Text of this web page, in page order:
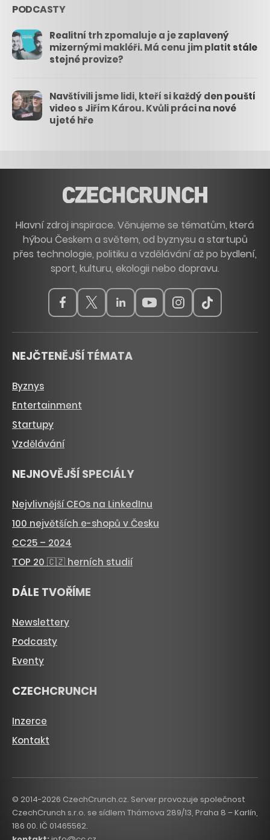
PODCASTY
Realitní trh zpomaluje a je zaplavený
mizernými makléři. Má cenu jim platit stále
stejné provize?
Navštívili jsme lidi, kteří si každý den pouští
video s Jiřím Károu. Kvůli práci na nové
ujeté hře
Hlavní zdroj inspirace. Věnujeme se tématům, která
hýbou Českem a světem, od byznysu a startupů
přes technologie, politiku a vzdělávání až po bydlení,
sport, kulturu, ekologii nebo dopravu.
NEJČTENĚJŠÍ TÉMATA
Byznys
Entertainment
Startupy
Vzdělávání
NEJNOVĚJŠÍ SPECIÁLY
Nejvlivnější CEOs na LinkedInu
100 největších e-shopů v Česku
CC25 – 2024
TOP 20 🇨🇿 herních studií
DÁLE TVOŘÍME
Newslettery
Podcasty
Eventy
CZECHCRUNCH
Inzerce
Kontakt
© 2014-2026 CzechCrunch.cz. Server provozuje společnost
CzechCrunch s.r.o. se sídlem Thámova 289/13, Praha 8 – Karlín,
186 00. IČ 01465562.